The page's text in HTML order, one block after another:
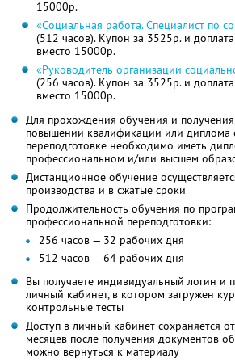
15000р.
«Социальная работа. Специалист по
(512 часов). Купон за 3525р. и
вместо 15000р.
«Руководитель организации
(256 часов). Купон за 3525р. и
вместо 15000р.
Для прохождения обучения и
повышении квалификации или диплома
переподготовке необходимо иметь
профессиональном и/или высшем
Дистанционное обучение
производства и в сжатые сроки
Продолжительность обучения по
профессиональной переподготовки:
256 часов — 32 рабочих дня
512 часов — 64 рабочих дня
Вы получаете индивидуальный логин и
личный кабинет, в котором загружен
контрольные тесты
Доступ в личный кабинет сохраняется
месяцев после получения документов
можно вернуться к материалу